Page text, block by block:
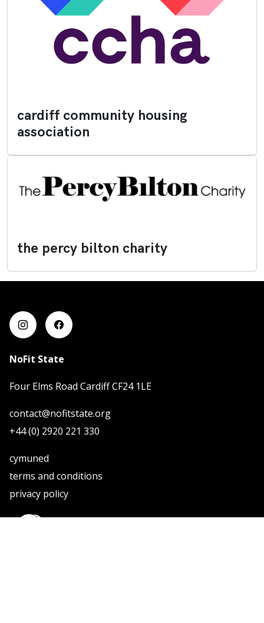
cardiff community housing
association
the percy bilton charity
NoFit State
Four Elms Road Cardiff CF24 1LE
contact@nofitstate.org
+44 (0) 2920 221 330
cymuned
terms and conditions
privacy policy